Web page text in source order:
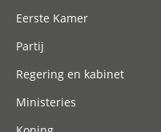
Eerste Kamer
Partij
Regering en kabinet
Ministeries